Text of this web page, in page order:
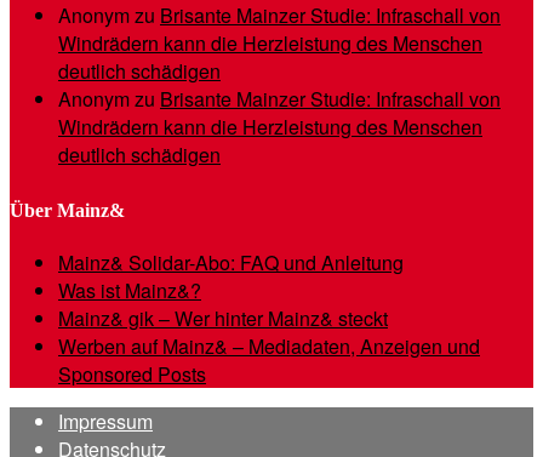
Anonymzu Brisante Mainzer Studie: Infraschall von
Windrädern kann die Herzleistung des Menschen
deutlich schädigen
Anonymzu Brisante Mainzer Studie: Infraschall von
Windrädern kann die Herzleistung des Menschen
deutlich schädigen
Über Mainz&
Mainz& Solidar-Abo: FAQ und Anleitung
Was ist Mainz&?
Mainz& gik – Wer hinter Mainz& steckt
Werben auf Mainz& – Mediadaten, Anzeigen und
Sponsored Posts
Impressum
Datenschutz